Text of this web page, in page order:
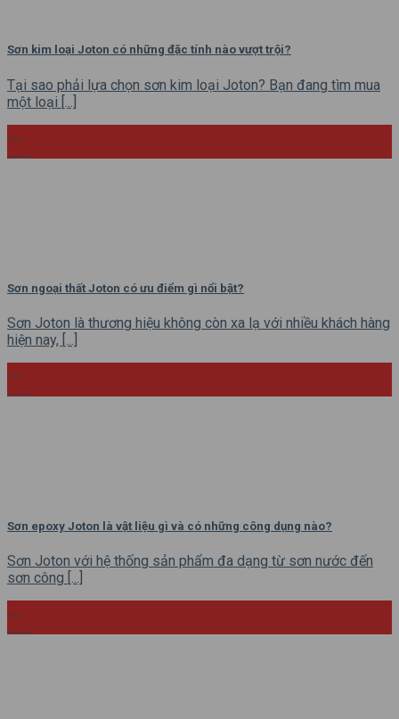
Sơn kim loại Joton có những đặc tính nào vượt trội?
Tại sao phải lựa chọn sơn kim loại Joton? Bạn đang tìm mua
một loại [...]
Sơn ngoại thất Joton có ưu điểm gì nổi bật?
Sơn Joton là thương hiệu không còn xa lạ với nhiều khách hàng
hiện nay, [...]
Sơn epoxy Joton là vật liệu gì và có những công dụng nào?
Sơn Joton với hệ thống sản phẩm đa dạng từ sơn nước đến
sơn công [...]